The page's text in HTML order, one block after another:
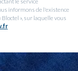
informons de l'existence
», sur laquelle vous